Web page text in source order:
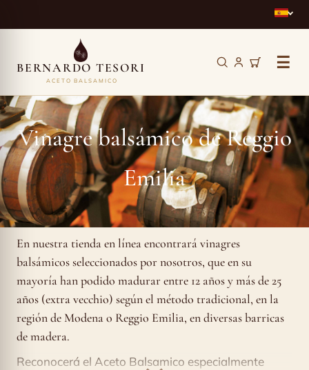
BERNARDO TESORI
ACETO BALSAMICO
☰
Vinagre
balsámico
de
Reggio
Emilia
Vinagre balsámico de Reggio
Emilia
En nuestra tienda en línea encontrará vinagres
balsámicos seleccionados por nosotros, que en su
mayoría han podido madurar entre 12 años y más de 25
años (extra vecchio) según el método tradicional, en la
región de Modena o Reggio Emilia, en diversas barricas
de madera.
Reconocerá el Aceto Balsamico especialmente